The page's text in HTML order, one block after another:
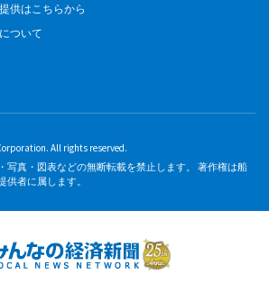
供はこちらから
ついて
All rights reserved.
写真・図表などの無断転載を禁止します。 著作権は船
者に属します。